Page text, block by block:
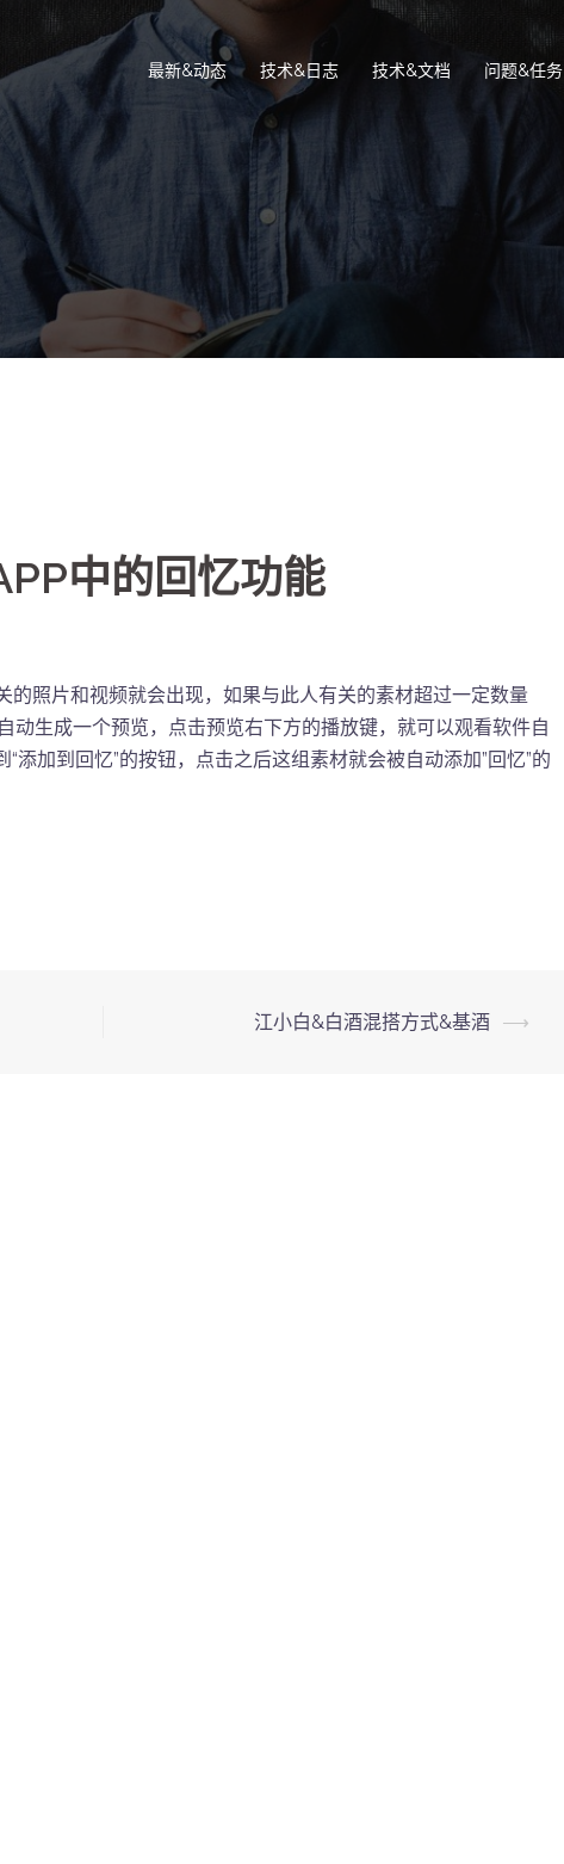
最新&动态 技术&日志 技术&文档 问题&任务
中的回忆功能
的照片和视频就会出现，如果与此人有关的素材超过一定数量
动生成一个预览，点击预览右下方的播放键，就可以观看软件自
添加到回忆”的按钮，点击之后这组素材就会被自动添加”回忆”的
江小白&白酒混搭方式&基酒 ⟶